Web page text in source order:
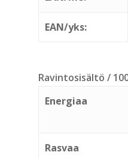
EAN/yks:
Ravintosisältö /
Energiaa
Rasvaa